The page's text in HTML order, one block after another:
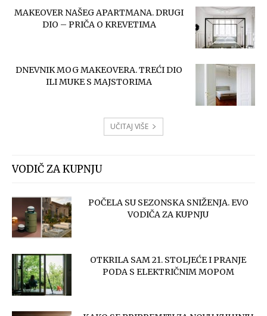
MAKEOVER NAŠEG APARTMANA. DRUGI
DIO – PRIČA O KREVETIMA
DNEVNIK MOG MAKEOVERA. TREĆI DIO
ILI MUKE S MAJSTORIMA
UČITAJ VIŠE
VODIČ ZA KUPNJU
POČELA SU SEZONSKA SNIŽENJA. EVO
VODIČA ZA KUPNJU
OTKRILA SAM 21. STOLJEĆE I PRANJE
PODA S ELEKTRIČNIM MOPOM